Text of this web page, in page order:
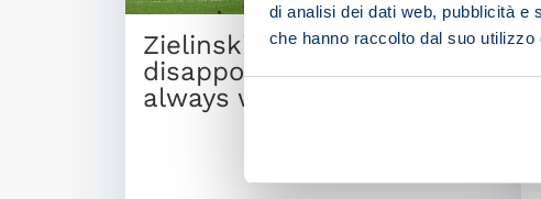
di analisi dei dati web, pubblicità e
che hanno raccolto dal suo utilizzo
Zielinski: “We’re
disappointed because we
always want to win”